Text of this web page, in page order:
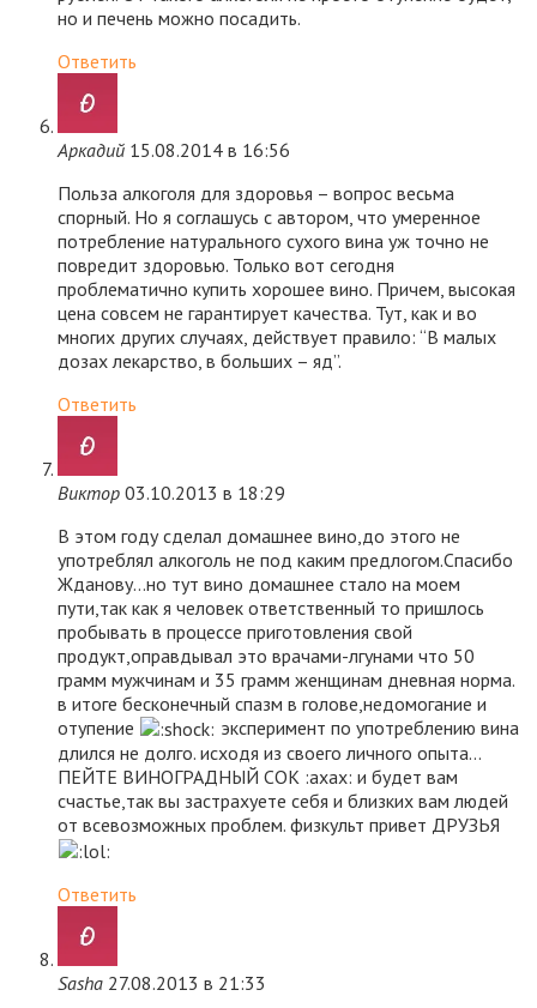
но и печень можно посадить.
Ответить
Аркадий 15.08.2014 в 16:56
Польза алкоголя для здоровья – вопрос весьма
спорный. Но я соглашусь с автором, что умеренное
потребление натурального сухого вина уж точно не
повредит здоровью. Только вот сегодня
проблематично купить хорошее вино. Причем, высокая
цена совсем не гарантирует качества. Тут, как и во
многих других случаях, действует правило: “В малых
дозах лекарство, в больших – яд”.
Ответить
Виктор 03.10.2013 в 18:29
В этом году сделал домашнее вино,до этого не
употреблял алкоголь не под каким предлогом.Спасибо
Жданову…но тут вино домашнее стало на моем
пути,так как я человек ответственный то пришлось
пробывать в процессе приготовления свой
продукт,оправдывал это врачами-лгунами что 50
грамм мужчинам и 35 грамм женщинам дневная норма.
в итоге бесконечный спазм в голове,недомогание и
отупение
эксперимент по употреблению вина
длился не долго. исходя из своего личного опыта…
ПЕЙТЕ ВИНОГРАДНЫЙ СОК :axax: и будет вам
счастье,так вы застрахуете себя и близких вам людей
от всевозможных проблем. физкульт привет ДРУЗЬЯ
Ответить
Sasha 27.08.2013 в 21:33